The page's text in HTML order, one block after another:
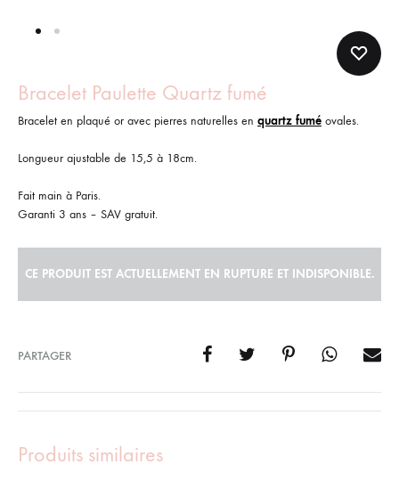
Bracelet Paulette Quartz fumé
Bracelet en plaqué or avec pierres naturelles en quartz fumé ovales.
Longueur ajustable de 15,5 à 18cm.
Fait main à Paris.
Garanti 3 ans – SAV gratuit.
CE PRODUIT EST ACTUELLEMENT EN RUPTURE ET INDISPONIBLE.
PARTAGER
Produits similaires